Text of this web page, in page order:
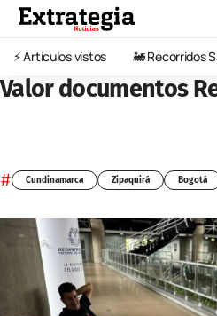
⚡️ Artículos vistos 🚂 Recorridos
Valor documentos
# Cundinamarca Zipaquirá Bogotá